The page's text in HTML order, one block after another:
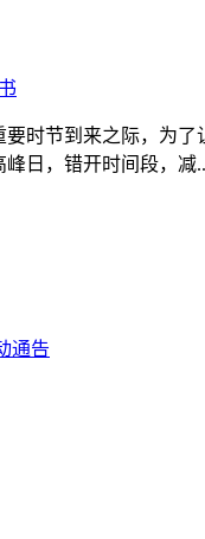
时节到来之际，为
日，错开时间段，减
通告